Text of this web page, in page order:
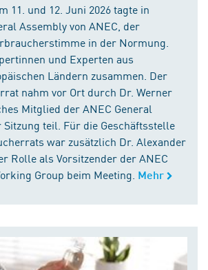
11. und 12. Juni 2026 tagte in
Assembly von ANEC, der
in der Normung.
und Experten aus
Ländern zusammen. Der
nahm vor Ort durch Dr. Werner
Mitglied der ANEC General
teil. Für die Geschäftsstelle
war zusätzlich Dr. Alexander
Rolle als Vorsitzender der ANEC
Group beim Meeting. Mehr